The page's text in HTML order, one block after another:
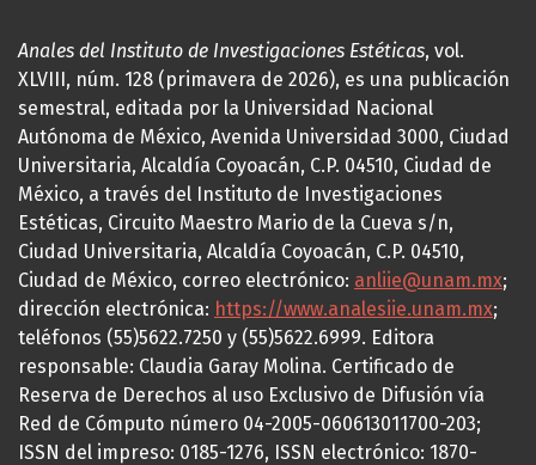
Anales del Instituto de Investigaciones Estéticas, vol.
XLVIII, núm. 128 (primavera de 2026), es una publicación
semestral, editada por la Universidad Nacional
Autónoma de México, Avenida Universidad 3000, Ciudad
Universitaria, Alcaldía Coyoacán, C.P. 04510, Ciudad de
México, a través del Instituto de Investigaciones
Estéticas, Circuito Maestro Mario de la Cueva s/n,
Ciudad Universitaria, Alcaldía Coyoacán, C.P. 04510,
Ciudad de México, correo electrónico: anliie@unam.mx;
dirección electrónica: https://www.analesiie.unam.mx;
teléfonos (55)5622.7250 y (55)5622.6999. Editora
responsable: Claudia Garay Molina. Certificado de
Reserva de Derechos al uso Exclusivo de Difusión vía
Red de Cómputo número 04-2005-060613011700-203;
ISSN del impreso: 0185-1276, ISSN electrónico: 1870-